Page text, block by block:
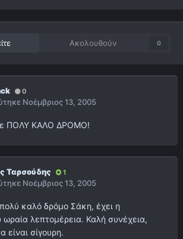
Ακολουθούν 0
0
Νοέμβριος 13, 2005
ΠΟΛΥ ΚΑΛΟ ΔΡΟΜΟ!
Ταρσούδης 1
Νοέμβριος 13, 2005
καλό δρόμο Σάκη, έχει η
λεπτομέρεια. Καλή συνέχεια,
είναι σίγουρη.